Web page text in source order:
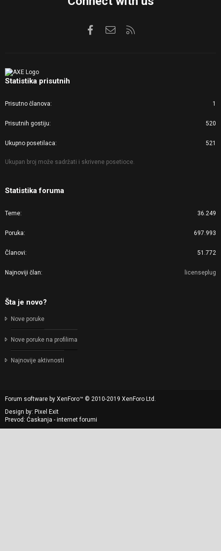
FacebookKontaktirajte nas
Statistika prisutnih
Prisutno članova 1
Prisutnih gostiju 520
Ukupno posetilaca 521
Ukupan broj može sadržati i skrivene posetioce.
Statistika foruma
Teme 36.249
Poruka 697.993
Članovi 51.772
Najnoviji član licenseplug
Šta je novo?
Nove poruke
Nove poruke na profilima
Najnovije aktivnosti
Forum software by XenForo™ © 2010-2019 XenForo Ltd.
Design by: Pixel Exit
Prevod: Ćaskanja - internet forumi